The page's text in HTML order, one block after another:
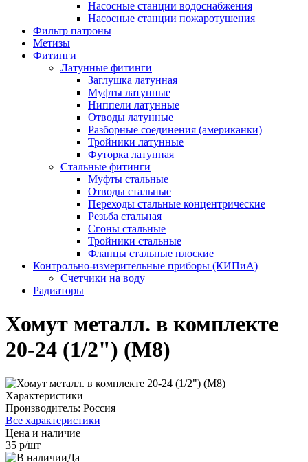
Насосные станции водоснабжения
Насосные станции пожаротушения
Фильтр патроны
Метизы
Фитинги
Латунные фитинги
Заглушка латунная
Муфты латунные
Ниппели латунные
Отводы латунные
Разборные соединения (американки)
Тройники латунные
Футорка латунная
Стальные фитинги
Муфты стальные
Отводы стальные
Переходы стальные концентрические
Резьба стальная
Сгоны стальные
Тройники стальные
Фланцы стальные плоские
Контрольно-измерительные приборы (КИПиА)
Счетчики на воду
Радиаторы
Хомут металл. в комплекте
20-24 (1/2") (М8)
Характеристики
Производитель: Россия
Все характеристики
Цена и наличие
35 р/шт
Да